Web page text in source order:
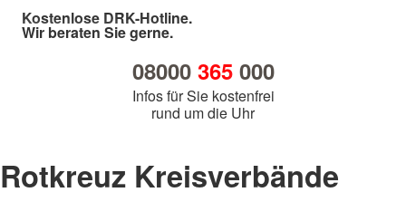
Kostenlose DRK-Hotline.
Wir beraten Sie gerne.
08000 365000
Infos für Sie kostenfrei
rund um die Uhr
Rotkreuz Kreisverbände